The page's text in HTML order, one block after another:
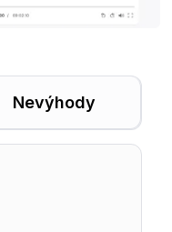
Nevýhody